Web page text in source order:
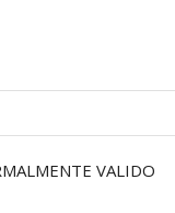
VALIDO